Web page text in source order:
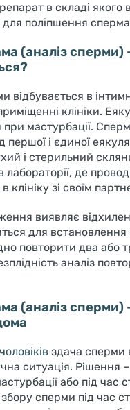
в складі якого
поліпшення
(аналіз сперми)
відбувається в
клініки.
при мастурбації.
першої і єдиної
і стерильний
де
клініку зі своїм
виявляє
для встановлення
повторити два або
аналіз
(аналіз сперми)
здача сперми
ситуація. Рішення
або під час
сперми під час